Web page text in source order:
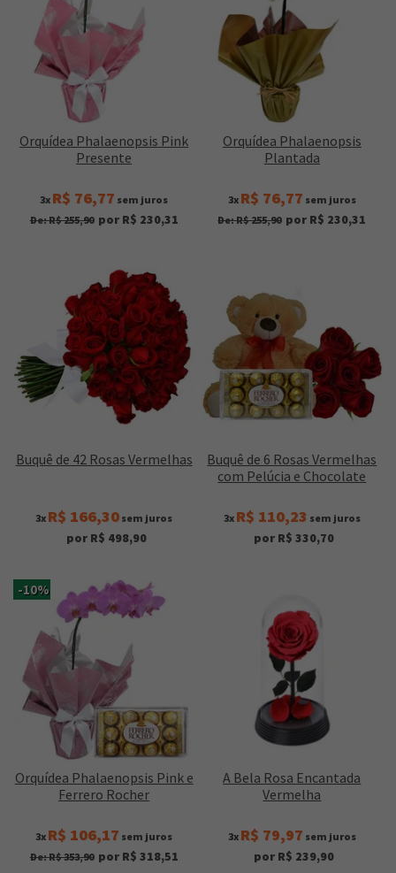
Orquídea Phalaenopsis Pink
Presente
3x R$ 76,77 sem juros
De: R$ 255,90 por R$ 230,31
Orquídea Phalaenopsis
Plantada
3x R$ 76,77 sem juros
De: R$ 255,90 por R$ 230,31
Buquê de 42 Rosas Vermelhas
3x R$ 166,30 sem juros
por R$ 498,90
Buquê de 6 Rosas Vermelhas
com Pelúcia e Chocolate
3x R$ 110,23 sem juros
por R$ 330,70
-10%
Orquídea Phalaenopsis Pink e
Ferrero Rocher
3x R$ 106,17 sem juros
De: R$ 353,90 por R$ 318,51
A Bela Rosa Encantada
Vermelha
3x R$ 79,97 sem juros
por R$ 239,90